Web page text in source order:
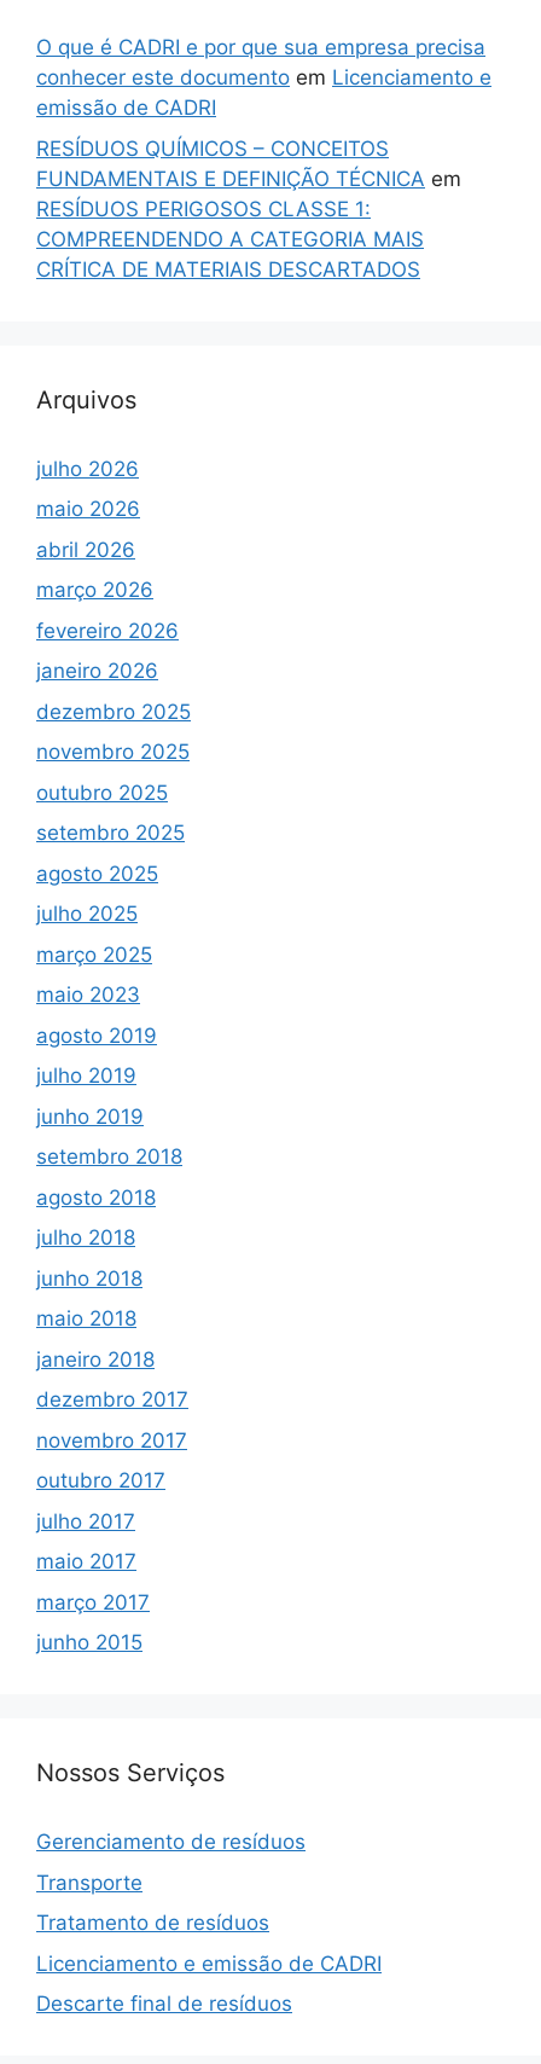
O que é CADRI e por que sua empresa precisa
conhecer este documento em Licenciamento e
emissão de CADRI
RESÍDUOS QUÍMICOS – CONCEITOS
FUNDAMENTAIS E DEFINIÇÃO TÉCNICA em
RESÍDUOS PERIGOSOS CLASSE 1:
COMPREENDENDO A CATEGORIA MAIS
CRÍTICA DE MATERIAIS DESCARTADOS
Arquivos
julho 2026
maio 2026
abril 2026
março 2026
fevereiro 2026
janeiro 2026
dezembro 2025
novembro 2025
outubro 2025
setembro 2025
agosto 2025
julho 2025
março 2025
maio 2023
agosto 2019
julho 2019
junho 2019
setembro 2018
agosto 2018
julho 2018
junho 2018
maio 2018
janeiro 2018
dezembro 2017
novembro 2017
outubro 2017
julho 2017
maio 2017
março 2017
junho 2015
Nossos Serviços
Gerenciamento de resíduos
Transporte
Tratamento de resíduos
Licenciamento e emissão de CADRI
Descarte final de resíduos